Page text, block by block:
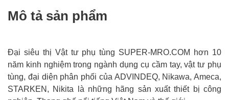
Mô tả sản phẩm
Đại siêu thị Vật tư phụ tùng SUPER-MRO.COM hơn 10
năm kinh nghiệm trong ngành dụng cụ cầm tay, vật tư phụ
tùng, đại diện phân phối của ADVINDEQ, Nikawa, Ameca,
STARKEN, Nikita là những hãng sản xuất thiết bị công